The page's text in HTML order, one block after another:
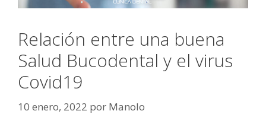
Relación entre una buena
Salud Bucodental y el virus
Covid19
10 enero, 2022 por Manolo